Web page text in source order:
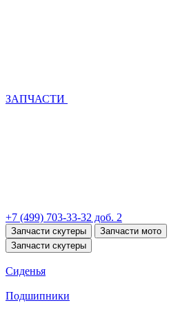
ЗАПЧАСТИ
+7 (499) 703-33-32 доб. 2
Запчасти скутеры Запчасти мото
Запчасти скутеры
Сиденья
Подшипники